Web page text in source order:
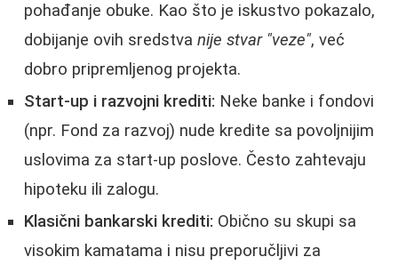
pohađanje obuke. Kao što je iskustvo pokazalo,
dobijanje ovih sredstva nije stvar "veze", već
dobro pripremljenog projekta.
Start-up i razvojni krediti: Neke banke i fondovi
(npr. Fond za razvoj) nude kredite sa povoljnijim
uslovima za start-up poslove. Često zahtevaju
hipoteku ili zalogu.
Klasični bankarski krediti: Obično su skupi sa
visokim kamatama i nisu preporučljivi za